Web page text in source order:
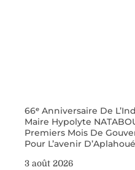
66ᵉ Anniversaire De
Maire Hypolyte
Premiers Mois De
Pour L’avenir D’Aplahoué
3 août 2026